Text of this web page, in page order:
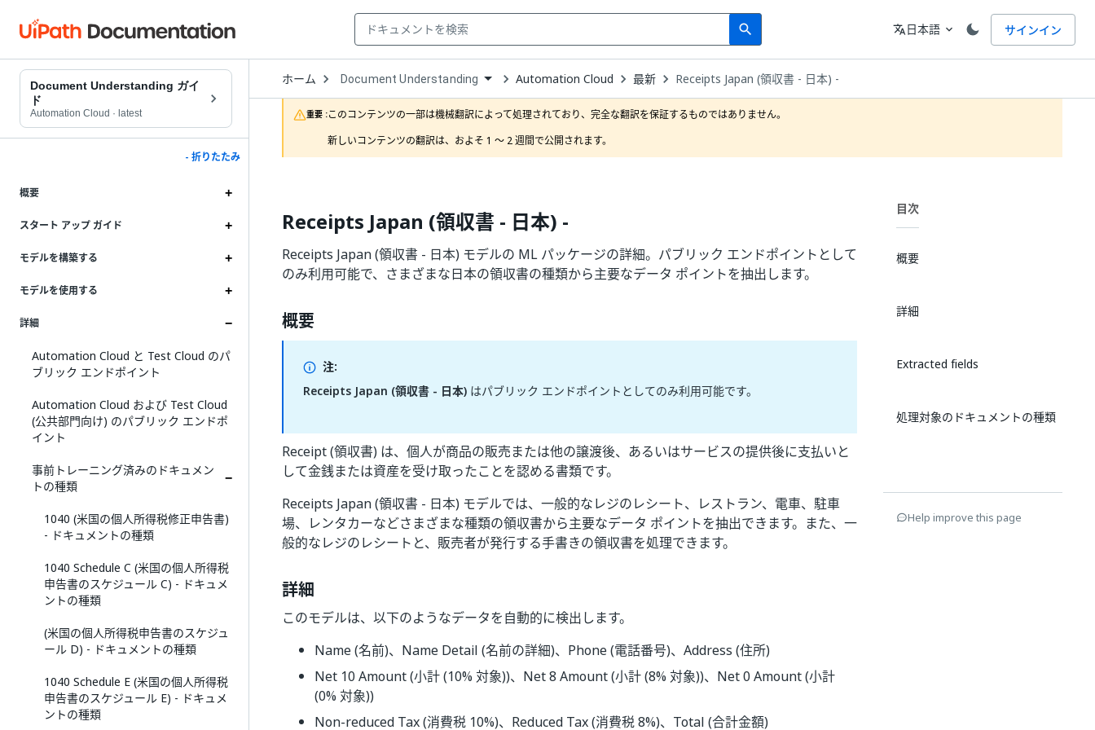
search
Search 言語
translate日本語 expand_more サインイン
Document Understanding ガイ
ド
Automation Cloud · latest
- 折りたたみ
概要
スタート アップ ガイド
モデルを構築する
モデルを使用する
詳細
Automation Cloud と Test Cloud のパ
ブリック エンドポイント
Automation Cloud および Test Cloud
(公共部門向け) のパブリック エンドポ
イント
事前トレーニング済みのドキュメン
トの種類
1040 (米国の個人所得税修正申告書)
- ドキュメントの種類
1040 Schedule C (米国の個人所得税
申告書のスケジュール C) - ドキュメ
ントの種類
(米国の個人所得税申告書のスケジュ
ール D) - ドキュメントの種類
1040 Schedule E (米国の個人所得税
申告書のスケジュール E) - ドキュメ
ントの種類
ホーム Open
Dropdown
to
choose
product
Document Understanding Automation Cloud 最新 Receipts Japan (領収書 - 日本) -
重要 :このコンテンツの一部は機械翻訳によって処理されており、完全な翻訳を保証するものではありません。
新しいコンテンツの翻訳は、およそ 1 ～ 2 週間で公開されます。
Receipts Japan (領収書 - 日本) -
Receipts Japan (領収書 - 日本) モデルの ML パッケージの詳細。パブリック エンドポイントとして
のみ利用可能で、さまざまな日本の領収書の種類から主要なデータ ポイントを抽出します。
概要
注:
Receipts Japan (領収書 - 日本) はパブリック エンドポイントとしてのみ利用可能です。
Receipt (領収書) は、個人が商品の販売または他の譲渡後、あるいはサービスの提供後に支払いと
して金銭または資産を受け取ったことを認める書類です。
Receipts Japan (領収書 - 日本) モデルでは、一般的なレジのレシート、レストラン、電車、駐車
場、レンタカーなどさまざまな種類の領収書から主要なデータ ポイントを抽出できます。また、一
般的なレジのレシートと、販売者が発行する手書きの領収書を処理できます。
詳細
このモデルは、以下のようなデータを自動的に検出します。
Name (名前)、Name Detail (名前の詳細)、Phone (電話番号)、Address (住所)
Net 10 Amount (小計 (10% 対象))、Net 8 Amount (小計 (8% 対象))、Net 0 Amount (小計
(0% 対象))
Non-reduced Tax (消費税 10%)、Reduced Tax (消費税 8%)、Total (合計金額)
目次
概要
詳細
Extracted fields
処理対象のドキュメントの種類
Help improve this page